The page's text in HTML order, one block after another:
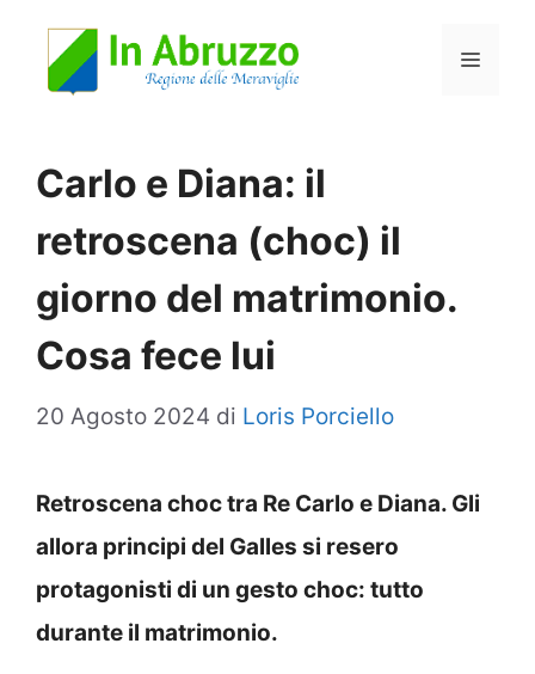
Menu
Carlo e Diana: il
retroscena (choc) il
giorno del matrimonio.
Cosa fece lui
20 Agosto 2024 di Loris Porciello
Retroscena choc tra Re Carlo e Diana. Gli
allora principi del Galles si resero
protagonisti di un gesto choc: tutto
durante il matrimonio.